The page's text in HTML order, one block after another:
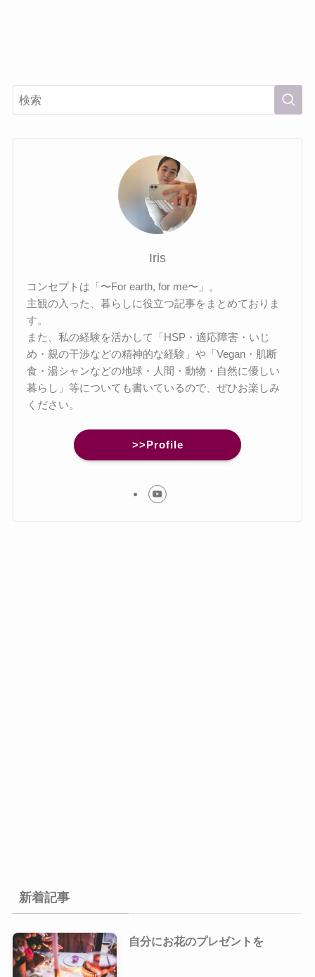
Iris
コンセプトは「〜For earth, for me〜」。
主観の入った、暮らしに役立つ記事をまとめておりま
す。
また、私の経験を活かして「HSP・適応障害・いじ
め・親の干渉などの精神的な経験」や「Vegan・肌断
食・湯シャンなどの地球・人間・動物・自然に優しい
暮らし」等についても書いているので、ぜひお楽しみ
ください。
>>Profile
新着記事
自分にお花のプレゼントを